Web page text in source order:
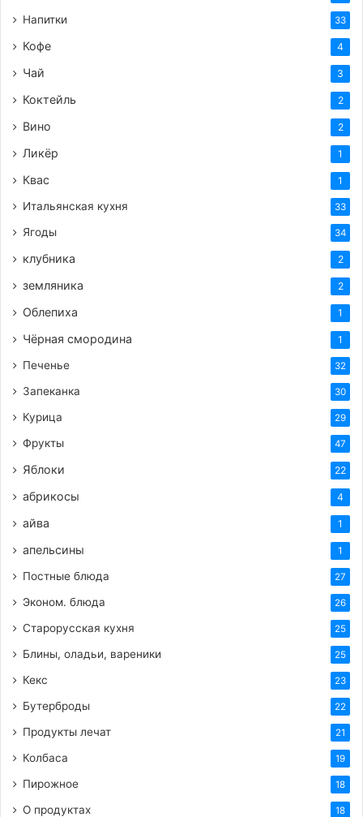
Напитки 33
Кофе 4
Чай 3
Коктейль 2
Вино 2
Ликёр 1
Квас 1
Итальянская кухня 33
Ягоды 34
клубника 2
земляника 2
Облепиха 1
Чёрная смородина 1
Печенье 32
Запеканка 30
Курица 29
Фрукты 47
Яблоки 22
абрикосы 4
айва 1
апельсины 1
Постные блюда 27
Эконом. блюда 26
Старорусская кухня 25
Блины, оладьи, вареники 25
Кекс 23
Бутерброды 22
Продукты лечат 21
Колбаса 19
Пирожное 18
О продуктах 18